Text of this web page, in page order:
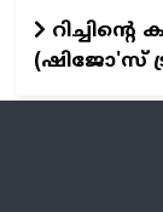
(ഷിജോ'സ്